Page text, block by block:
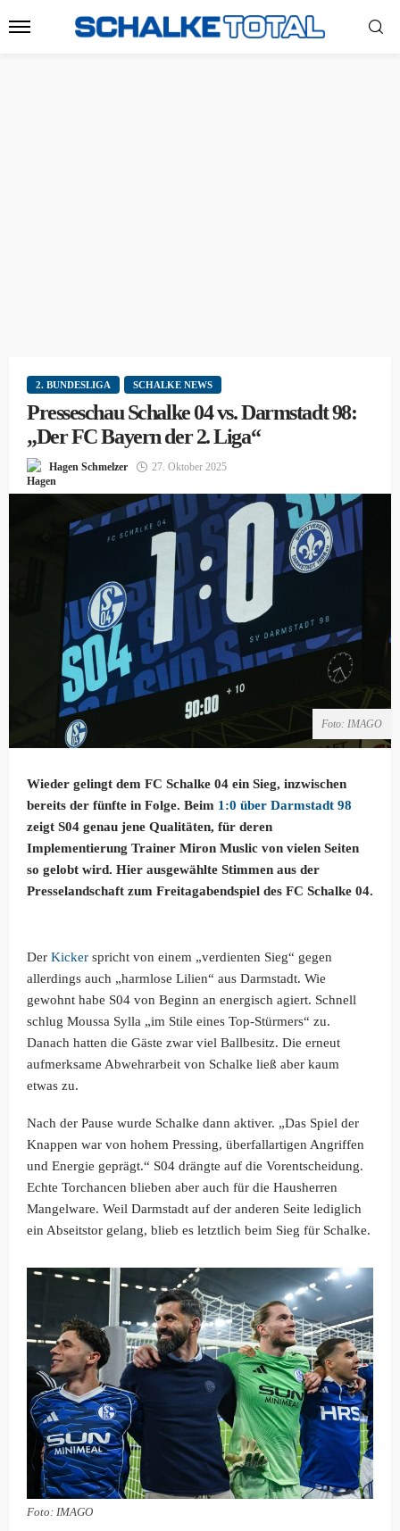
2. BUNDESLIGA SCHALKE NEWS
Presseschau Schalke 04 vs. Darmstadt 98:
„Der FC Bayern der 2. Liga“
Hagen Schmelzer 27. Oktober 2025
Foto: IMAGO
Wieder gelingt dem FC Schalke 04 ein Sieg, inzwischen
bereits der fünfte in Folge. Beim 1:0 über Darmstadt 98
zeigt S04 genau jene Qualitäten, für deren
Implementierung Trainer Miron Muslic von vielen Seiten
so gelobt wird. Hier ausgewählte Stimmen aus der
Presselandschaft zum Freitagabendspiel des FC Schalke 04.
Der Kicker spricht von einem „verdienten Sieg“ gegen
allerdings auch „harmlose Lilien“ aus Darmstadt. Wie
gewohnt habe S04 von Beginn an energisch agiert. Schnell
schlug Moussa Sylla „im Stile eines Top-Stürmers“ zu.
Danach hatten die Gäste zwar viel Ballbesitz. Die erneut
aufmerksame Abwehrarbeit von Schalke ließ aber kaum
etwas zu.
Nach der Pause wurde Schalke dann aktiver. „Das Spiel der
Knappen war von hohem Pressing, überfallartigen Angriffen
und Energie geprägt.“ S04 drängte auf die Vorentscheidung.
Echte Torchancen blieben aber auch für die Hausherren
Mangelware. Weil Darmstadt auf der anderen Seite lediglich
ein Abseitstor gelang, blieb es letztlich beim Sieg für Schalke.
Foto: IMAGO